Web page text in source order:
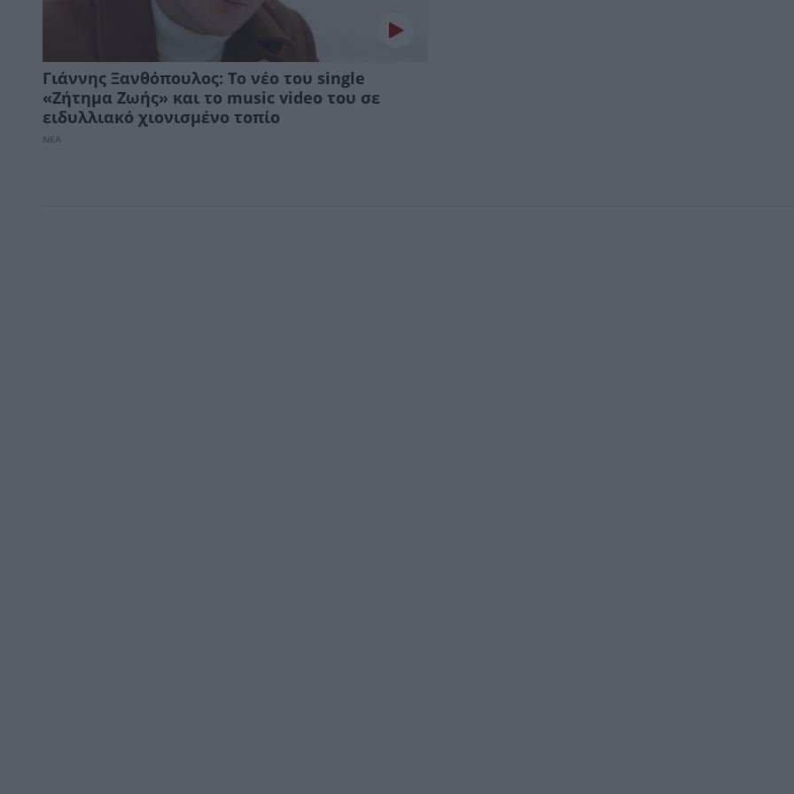
Γιάννης Ξανθόπουλος: Το νέο του single
«Ζήτημα Ζωής» και το music video του σε
ειδυλλιακό χιονισμένο τοπίο
ΝΕΑ